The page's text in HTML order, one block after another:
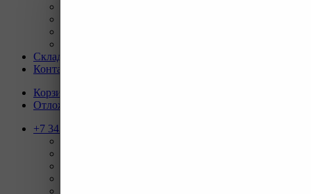
Склады
Контакты
Корзина
Отложенные
+7 343 247-83-62